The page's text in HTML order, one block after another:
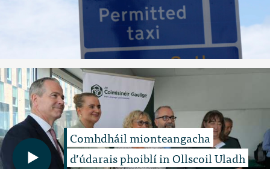
Comhdháil mionteangacha
d’údarais phoiblí in Ollscoil Uladh